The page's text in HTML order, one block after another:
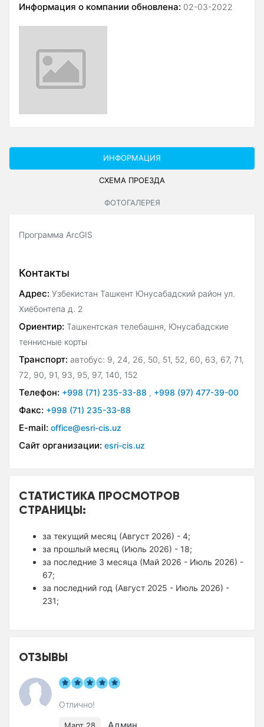
Информация о компании обновлена: 02-03-2022
ИНФОРМАЦИЯ
СХЕМА ПРОЕЗДА
ФОТОГАЛЕРЕЯ
Программа ArcGIS
Контакты
Адрес: Узбекистан Ташкент Юнусабадский район ул.
Хиёбонтепа д. 2
Ориентир: Ташкентская телебашня, Юнусабадские
теннисные корты
Транспорт: автобус: 9, 24, 26, 50, 51, 52, 60, 63, 67, 71,
72, 90, 91, 93, 95, 97, 140, 152
Телефон: +998 (71) 235-33-88 , +998 (97) 477-39-00
Факс: +998 (71) 235-33-88
E-mail: office@esri-cis.uz
Сайт организации: esri-cis.uz
СТАТИСТИКА ПРОСМОТРОВ
СТРАНИЦЫ:
за текущий месяц (Август 2026) - 4;
за прошлый месяц (Июль 2026) - 18;
за последние 3 месяца (Май 2026 - Июль 2026) -
67;
за последний год (Август 2025 - Июль 2026) -
231;
ОТЗЫВЫ
Отлично!
Март 28